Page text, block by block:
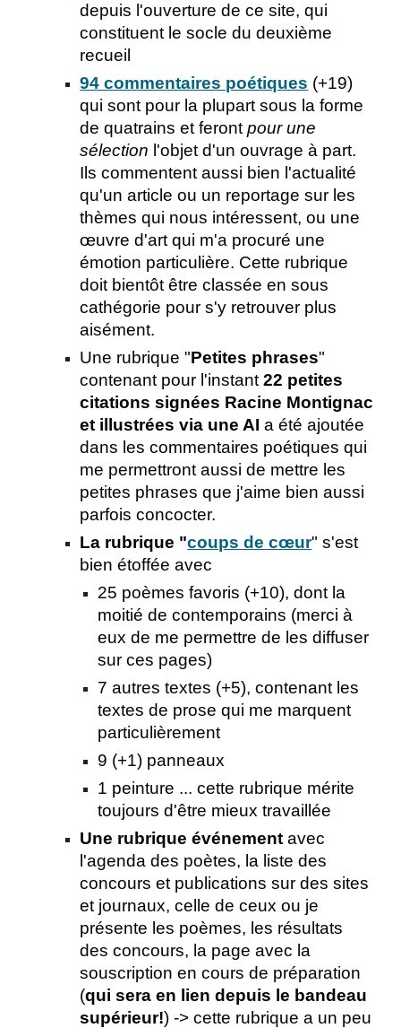
depuis l'ouverture de ce site, qui
constituent le socle du deuxième
recueil
94 commentaires poétiques (+19)
qui sont pour la plupart sous la forme
de quatrains et ferontpour une
sélection l'objet d'un ouvrage à part.
Ils commentent aussi bien l'actualité
qu'un article ou un reportage sur les
thèmes qui nous intéressent, ou une
œuvre d'art qui m'a procuré une
émotion particulière. Cette rubrique
doit bientôt être classée en sous
cathégorie pour s'y retrouver plus
aisément.
Une rubrique "Petites phrases"
contenant pour l'instant22 petites
citations signées Racine Montignac
et illustrées via une AI a été ajoutée
dans les commentaires poétiques qui
me permettront aussi de mettre les
petites phrases que j'aime bien aussi
parfois concocter.
La rubrique "coups de cœur" s'est
bien étoffée avec
25 poèmes favoris (+10), dont la
moitié de contemporains (merci à
eux de me permettre de les diffuser
sur ces pages)
7 autres textes (+5), contenant les
textes de prose qui me marquent
particulièrement
9 (+1) panneaux
1 peinture ... cette rubrique mérite
toujoursd'être mieux travaillée
Une rubrique événement avec
l'agenda des poètes, la liste des
concours et publications sur des sites
et journaux, celle de ceux ou je
présente les poèmes, les résultats
des concours, la page avec la
souscription en cours de préparation
(qui sera en lien depuis le bandeau
supérieur!) -> cette rubrique a un peu